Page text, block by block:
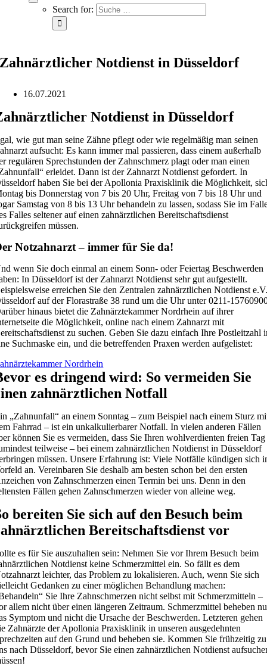
Search for:
Zahnärztlicher Notdienst in Düsseldorf
16.07.2021
Notdienst in Düsseldorf
wie gut man seine Zähne pflegt oder wie regelmäßig man seinen
aufsucht: Es kann immer mal passieren, dass einem außerhalb
regulären Sprechstunden der Zahnschmerz plagt oder man einen
erleidet. Dann ist der Zahnarzt Notdienst gefordert. In
haben Sie bei der Apollonia Praxisklinik die Möglichkeit,
bis Donnerstag von 7 bis 20 Uhr, Freitag von 7 bis 18 Uhr und
Samstag von 8 bis 13 Uhr behandeln zu lassen, sodass Sie im
Falles seltener auf einen zahnärztlichen Bereitschaftsdienst
müssen.
Notzahnarzt – immer für Sie da!
wenn Sie doch einmal an einem Sonn- oder Feiertag Beschwerden
In Düsseldorf ist der Zahnarzt Notdienst sehr gut aufgestellt.
erreichen Sie den Zentralen zahnärztlichen Notdienst
auf der Florastraße 38 rund um die Uhr unter 0211-
hinaus bietet die Zahnärztekammer Nordrhein auf ihrer
die Möglichkeit, online nach einem Zahnarzt mit
zu suchen. Geben Sie dazu einfach Ihre Postleitzahl
Suchmaske ein, und die betreffenden Praxen werden aufgelistet:
Nordrhein
es dringend wird: So vermeiden Sie
zahnärztlichen Notfall
„Zahnunfall“ an einem Sonntag – zum Beispiel nach einem Sturz
Fahrrad – ist ein unkalkulierbarer Notfall. In vielen anderen Fällen
können Sie es vermeiden, dass Sie Ihren wohlverdienten freien
teilweise – bei einem zahnärztlichen Notdienst in Düsseldorf
müssen. Unsere Erfahrung ist: Viele Notfälle kündigen sich
an. Vereinbaren Sie deshalb am besten schon bei den ersten
von Zahnschmerzen einen Termin bei uns. Denn in den
Fällen gehen Zahnschmerzen wieder von alleine weg.
bereiten Sie sich auf den Besuch beim
Bereitschaftsdienst vor
es für Sie auszuhalten sein: Nehmen Sie vor Ihrem Besuch beim
Notdienst keine Schmerzmittel ein. So fällt es dem
leichter, das Problem zu lokalisieren. Auch, wenn Sie sich
Gedanken zu einer möglichen Behandlung machen:
Sie Ihre Zahnschmerzen nicht selbst mit Schmerzmitteln –
allem nicht über einen längeren Zeitraum. Schmerzmittel beheben
Symptom und nicht die Ursache der Beschwerden. Letzteren gehen
Zahnärzte der Apollonia Praxisklinik in unseren ausgedehnten
auf den Grund und beheben sie. Kommen Sie frühzeitig zu
nach Düsseldorf, bevor Sie einen zahnärztlichen Notdienst